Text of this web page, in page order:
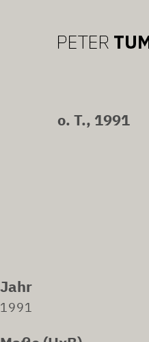
o. T., 1991
Jahr
1991